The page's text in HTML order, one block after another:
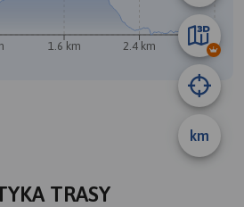
km
1.6 km 2.4 km 3.2 km
TRASY